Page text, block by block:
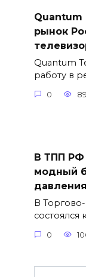
Quantum
рынок
Quantum
работу в
0 89
В ТПП РФ
модный
В
состоялся
0